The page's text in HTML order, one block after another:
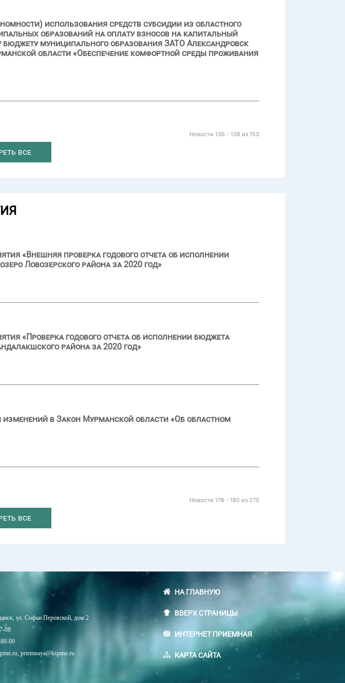
использования средств субсидии из областного
образований на оплату взносов на капитальный
муниципального образования ЗАТО Александровск
области «Обеспечение комфортной среды проживания
Новости 136 - 138 из 153
все
«Внешняя проверка годового отчета об исполнении
Ловозерского района за 2020 год»
«Проверка годового отчета об исполнении бюджета
района за 2020 год»
в Закон Мурманской области «Об областном
Новости 178 - 180 из 270
все
ул. Софьи Перовской, дом 2
08
00
priemnaya@kspmo.ru
НА ГЛАВНУЮ
ВВЕРХ СТРАНИЦЫ
ИНТЕРНЕТ ПРИЕМНАЯ
КАРТА САЙТА